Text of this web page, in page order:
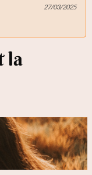
27/03/2025
la